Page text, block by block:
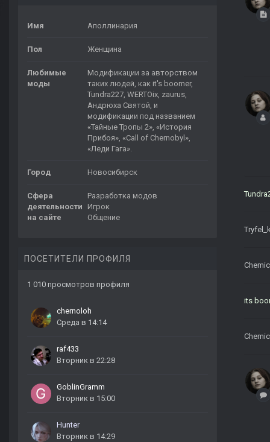
Имя Аполлинария
Пол Женщина
Любимые
моды
Модификации за авторством
таких людей, как it's boomer,
Tundra227, WERTOix, zaurus,
Андрюха Святой, и
модификации под названием
«Тайные Тропы 2», «История
Прибоя», «Call of Chernobyl»,
«Леди Гага».
Город Новосибирск
Сфера
деятельности
на сайте
Разработка модов
Игрок
Общение
ПОСЕТИТЕЛИ ПРОФИЛЯ
1 010 просмотров профиля
chernoloh
Среда в 14:14
raf433
Вторник в 22:28
GoblinGramm
Вторник в 15:00
Hunter
Вторник в 14:29
its